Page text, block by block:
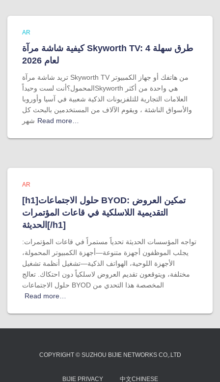
AR
كيفية شاشة مرآة Skyworth TV: 4 طرق سهلة
لعام 2026
تريد شاشة مرآة Skyworth TV من هاتفك أو جهاز الكمبيوتر
المحمول؟أنت لست وحيداًSkyworth هي واحدة من أكثر
العلامات التجارية للتلفزيونات الذكية شعبية في آسيا وأوروبا
والأسواق الناشئة ، ويقوم الآلاف من المستخدمين بالبحث كل
شهر Read more…
AR
[h1]حلول الاجتماعات BYOD: تمكين العروض
التقديمية اللاسلكية في قاعات المؤتمرات
الحديثة[/h1]
تواجه المؤسسات الحديثة تحدياً مستمراً في قاعات المؤتمرات:
يجلب الموظفون أجهزة متنوعة—أجهزة الكمبيوتر المحمولة،
الأجهزة اللوحية، الهواتف الذكية—تشغيل أنظمة تشغيل
مختلفة، ويتوقعون تقديم العروض لاسلكياً دون احتكاك. تعالج
حلول الاجتماعات BYOD المخصصة هذا التحدي من
Read more…
COPYRIGHT © SUZHOU BIJIE NETWORKS CO,.LTD
BIJIE PRIVACY 中文CHINESE